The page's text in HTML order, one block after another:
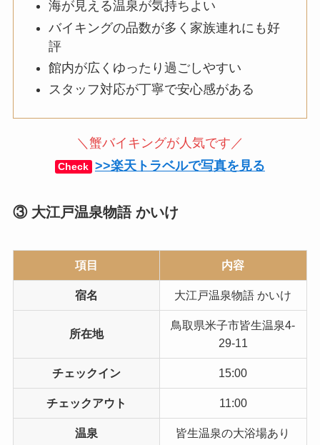
海が見える温泉が気持ちよい
バイキングの品数が多く家族連れにも好
評
館内が広くゆったり過ごしやすい
スタッフ対応が丁寧で安心感がある
＼蟹バイキングが人気です／
Check >>楽天トラベルで写真を見る
③ 大江戸温泉物語 かいけ
項目 内容
宿名 大江戸温泉物語 かいけ
所在地
鳥取県米子市皆生温泉4-
29-11
チェックイン 15:00
チェックアウト 11:00
温泉 皆生温泉の大浴場あり